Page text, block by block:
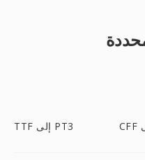
TTF إلى PT3